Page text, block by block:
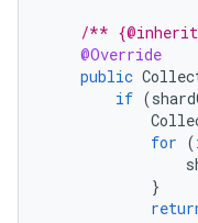
/**
@Override
public
if (
for (
}